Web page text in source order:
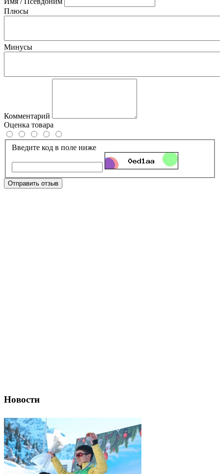
Плюсы
Минусы
Комментарий
Оценка товара
Введите код в поле ниже
Отправить отзыв
Новости